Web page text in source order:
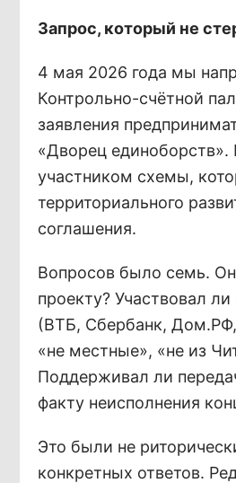
Запрос, который не
4 мая 2026 года мы
Контрольно-счётной
заявления
«Дворец
участником схемы,
территориального
соглашения.
Вопросов было семь.
проекту? Участвовал
(ВТБ, Сбербанк,
«не местные», «не из
Поддерживал ли
факту неисполнения
Это были не
конкретных ответов.